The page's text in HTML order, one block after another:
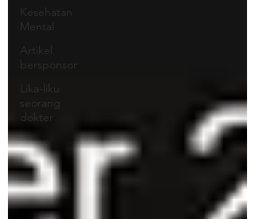
Kesehatan
Mental
Artikel
bersponsor
Lika-liku
seorang
dokter